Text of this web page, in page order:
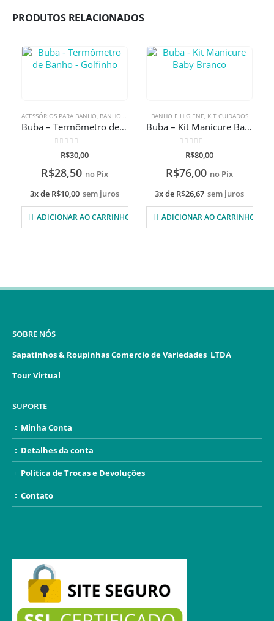
PRODUTOS RELACIONADOS
ACESSÓRIOS PARA BANHO, BANHO E HIGIENE
Buba – Termômetro de Banho – Golfinho
de 5
R$30,00
R$28,50 no Pix
3x de R$10,00 sem juros
ADICIONAR AO CARRINHO
BANHO E HIGIENE, KIT CUIDADOS
Buba – Kit Manicure Baby Branco
de 5
R$80,00
R$76,00 no Pix
3x de R$26,67 sem juros
ADICIONAR AO CARRINHO
SOBRE NÓS
Sapatinhos & Roupinhas Comercio de Variedades LTDA
Tour Virtual
SUPORTE
Minha Conta
Detalhes da conta
Política de Trocas e Devoluções
Contato